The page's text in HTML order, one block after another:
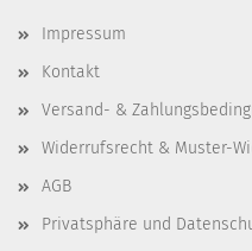
Impressum
Kontakt
Versand- &
Widerrufsrecht & Muster-
AGB
Privatsphäre und